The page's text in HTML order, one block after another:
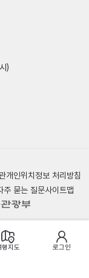
)
개인위치정보 처리방침
주 묻는 질문사이트맵
행지도 로그인